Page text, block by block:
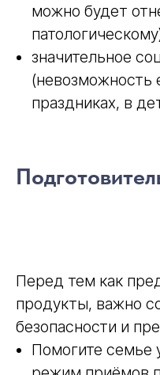
можно будет
значительное
(невозможность
праздниках, в
Перед тем как
продукты, важно
безопасности и
Помогите семье